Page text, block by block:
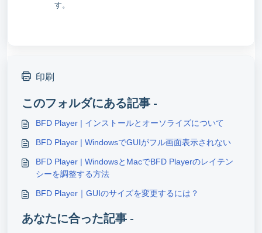
す。
印刷
このフォルダにある記事 -
BFD Player | インストールとオーソライズについて
BFD Player | WindowsでGUIがフル画面表示されない
BFD Player | WindowsとMacでBFD Playerのレイテン
シーを調整する方法
BFD Player｜GUIのサイズを変更するには？
あなたに合った記事 -